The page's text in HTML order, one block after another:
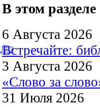
?
В этом разделе
6 Августа 2026
Встречайте:
3 Августа 2026
«Слово за
31 Июля 2026